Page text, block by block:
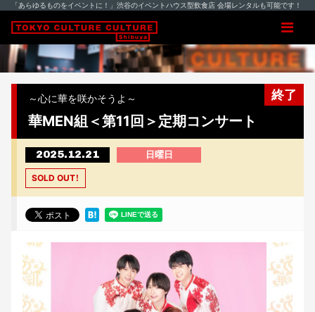
「あらゆるものをイベントに！」渋谷のイベントハウス型飲食店 会場レンタルも可能です！
終了
～心に華を咲かそうよ～
華MEN組＜第11回＞定期コンサート
2025.12.21 日曜日
SOLD OUT！